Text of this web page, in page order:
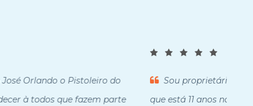
Sou proprietário da Web Rádio Voz do Repórter
que está 11 anos no ar, estou muito satisfeito com a